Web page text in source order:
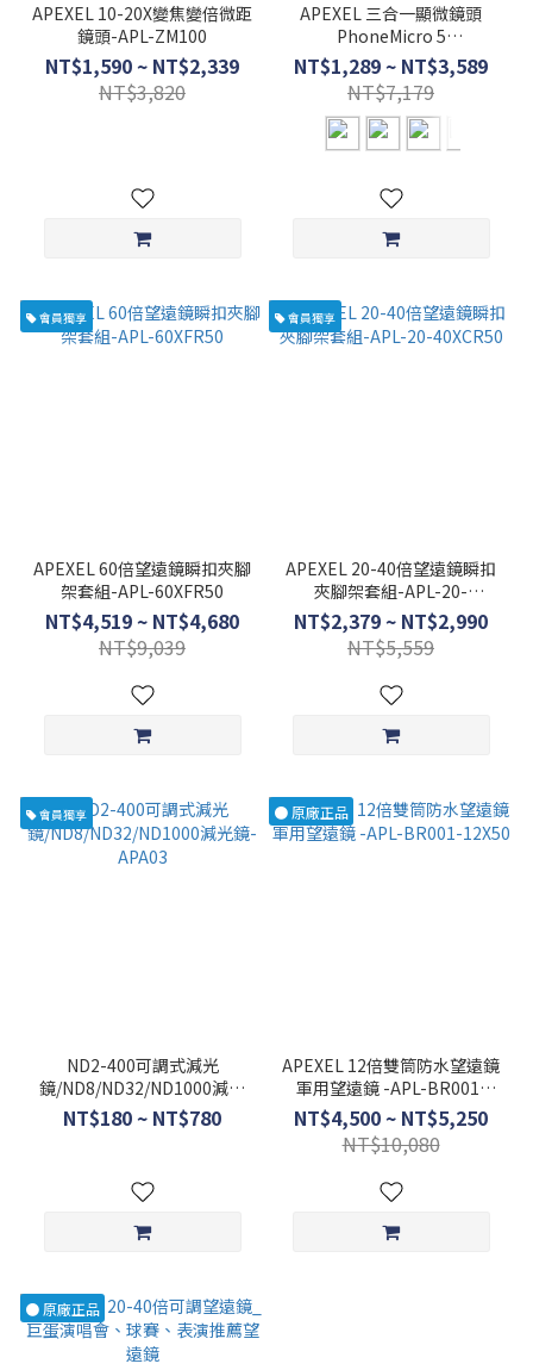
APEXEL 10-20X變焦變倍微距
鏡頭-APL-ZM100
NT$1,590 ~ NT$2,339
NT$3,820
APEXEL 三合一顯微鏡頭
PhoneMicro 5
(100X.150X.200X)-APL-
MS3IN1
NT$1,289 ~ NT$3,589
NT$7,179
會員獨享
APEXEL 60倍望遠鏡瞬扣夾腳
架套組-APL-60XFR50
NT$4,519 ~ NT$4,680
NT$9,039
會員獨享
APEXEL 20-40倍望遠鏡瞬扣
夾腳架套組-APL-20-
40XCR50
NT$2,379 ~ NT$2,990
NT$5,559
會員獨享
ND2-400可調式減光
鏡/ND8/ND32/ND1000減光
鏡-APA03
NT$180 ~ NT$780
● 原廠正品
APEXEL 12倍雙筒防水望遠鏡
軍用望遠鏡 -APL-BR001-
12X50
NT$4,500 ~ NT$5,250
NT$10,080
● 原廠正品